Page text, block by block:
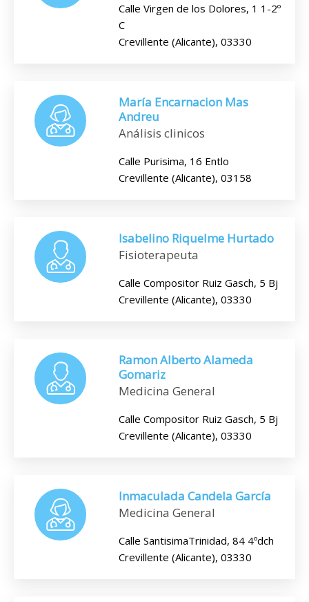
Calle Virgen de los Dolores, 1 1-2º
C
Crevillente (Alicante), 03330
María Encarnacion Mas
Andreu
Análisis clinicos
Calle Purisima, 16 Entlo
Crevillente (Alicante), 03158
Isabelino Riquelme Hurtado
Fisioterapeuta
Calle Compositor Ruiz Gasch, 5 Bj
Crevillente (Alicante), 03330
Ramon Alberto Alameda
Gomariz
Medicina General
Calle Compositor Ruiz Gasch, 5 Bj
Crevillente (Alicante), 03330
Inmaculada Candela García
Medicina General
Calle SantisimaTrinidad, 84 4ºdch
Crevillente (Alicante), 03330